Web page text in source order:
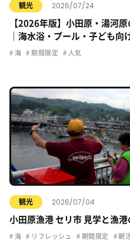
観光 2026/07/24
【2026年版】小田原・湯河
｜海水浴・プール・子ども向
海 期間限定 人気
観光 2026/07/04
小田原漁港 セリ市 見学と漁
海 リフレッシュ 期間限定 朝